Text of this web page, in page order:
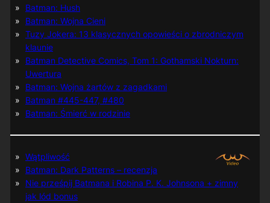
Batman: Hush
Batman: Wojna Cieni
Tuzy Jokera: 13 klasycznych opowieści o zbrodniczym
klaunie
Batman Detective Comics, Tom 1: Gothamski Nokturn:
Uwertura
Batman: Wojna żartów z zagadkami
Batman #445-447, #480
Batman: Śmierć w rodzinie
Wątpliwość
Batman: Dark Patterns – recenzja
Nie prześpij Batmana i Robina P. K. Johnsona + zimny
jak lód bonus